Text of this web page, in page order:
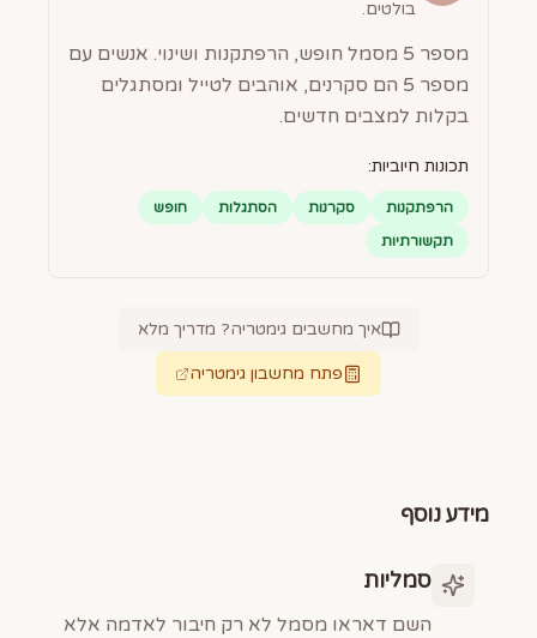
בולטים.
מספר 5 מסמל חופש, הרפתקנות ושינוי. אנשים עם
מספר 5 הם סקרנים, אוהבים לטייל ומסתגלים
בקלות למצבים חדשים.
תכונות חיוביות:
הרפתקנות סקרנות הסתגלות
חופש
תקשורתיות
איך מחשבים גימטריה? מדריך מלא
פתח מחשבון גימטריה
מידע נוסף
סמליות
השם דאראו מסמל לא רק חיבור לאדמה אלא